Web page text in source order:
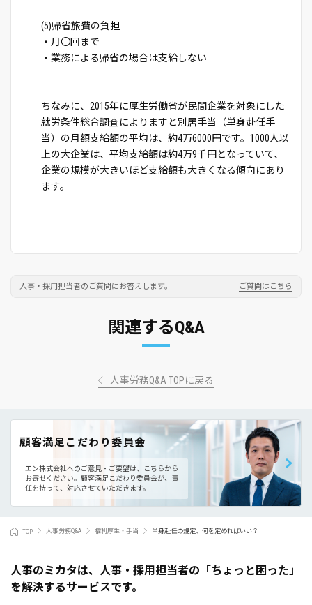
(5)帰省旅費の負担
・月〇回まで
・業務による帰省の場合は支給しない
ちなみに、2015年に厚生労働省が民間企業を対象にした
就労条件総合調査によりますと別居手当（単身赴任手
当）の月額支給額の平均は、約4万6000円です。1000人以
上の大企業は、平均支給額は約4万9千円となっていて、
企業の規模が大きいほど支給額も大きくなる傾向にあり
ます。
人事・採用担当者のご質問にお答えします。 ご質問はこちら
関連するQ&A
人事労務Q&A TOPに戻る
顧客満足こだわり委員会
エン株式会社へのご意見・ご要望は、こちらから
お寄せください。 顧客満足こだわり委員会が、責
任を持って、対応させていただきます。
TOP 人事労務Q&A 福利厚生・手当 単身赴任の規定、何を定めればいい？
人事のミカタは、人事・採用担当者の「ちょっと困った」
を解決するサービスです。